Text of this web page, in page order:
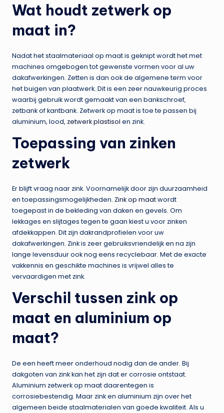
Wat houdt zetwerk op
maat in?
Nadat het staalmateriaal op maat is geknipt wordt het met
machines omgebogen tot gewenste vormen voor al uw
dakafwerkingen. Zetten is dan ook de algemene term voor
het buigen van plaatwerk. Dit is een zeer nauwkeurig proces
waarbij gebruik wordt gemaakt van een bankschroef,
zetbank of kantbank. Zetwerk op maat is toe te passen bij
aluminium, lood, zetwerk plastisol en zink.
Toepassing van zinken
zetwerk
Er blijft vraag naar zink. Voornamelijk door zijn duurzaamheid
en toepassingsmogelijkheden. Zink op maatwordt
toegepast in de bekleding van daken en gevels. Om
lekkages en slijtages tegen te gaan kiest u voor zinken
afdekkappen. Dit zijn dakrandprofielen voor uw
dakafwerkingen. Zink is zeer gebruiksvriendelijk en na zijn
lange levensduur ook nog eens recyclebaar. Met de exacte
vakkennis en geschikte machines is vrijwel alles te
vervaardigen met zink.
Verschil tussen zink op
maat en aluminium op
maat?
De een heeft meer onderhoud nodig dan de ander. Bij
dakgoten van zink kan het zijn dat er corrosie ontstaat.
Aluminium zetwerk op maat daarentegen is
corrosiebestendig. Maar zink en aluminium zijn over het
algemeen beide staalmaterialen van goede kwaliteit. Als u